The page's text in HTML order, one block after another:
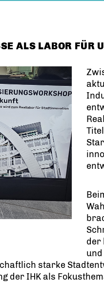
ALS LABOR FÜR
der
starke
der IHK als